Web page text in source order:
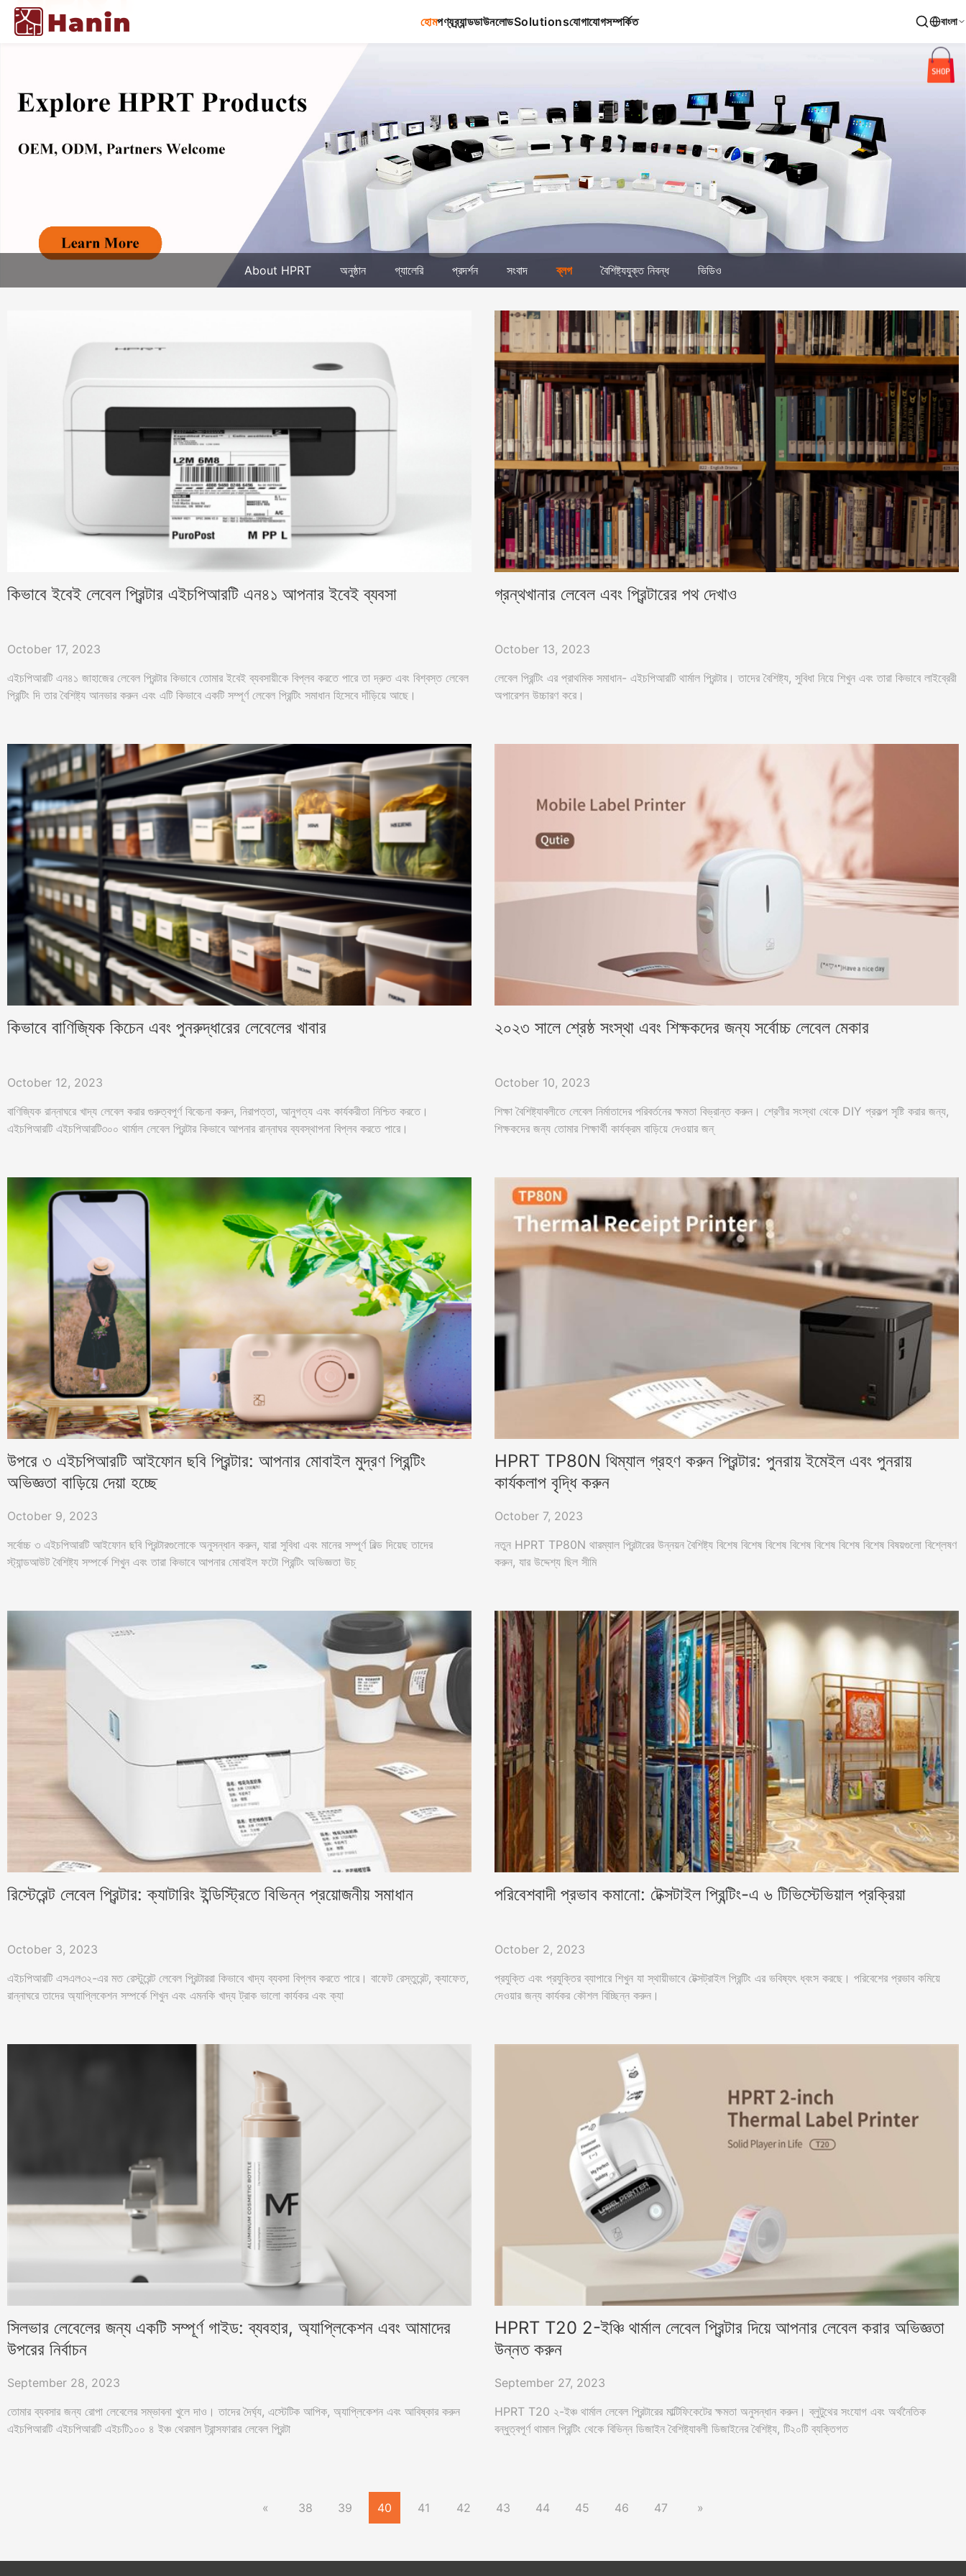
হোমপণ্যব্র্যান্ডডাউনলোডSolutionsযোগাযোগসম্পর্কিত বাংলা
About HPRT অনুষ্ঠান গ্যালেরি প্রদর্শন সংবাদ ব্লগ বৈশিষ্ট্যযুক্ত নিবন্ধ ভিডিও
কিভাবে ইবেই লেবেল প্রিন্টার এইচপিআরটি এন৪১ আপনার ইবেই ব্যবসা
October 17, 2023
এইচপিআরটি এন৪১ জাহাজের লেবেল প্রিন্টার কিভাবে তোমার ইবেই ব্যবসায়ীকে বিপ্লব করতে পারে তা দ্রুত এবং বিশ্বস্ত লেবেল
প্রিন্টিং দি তার বৈশিষ্ট্য আনভার করুন এবং এটি কিভাবে একটি সম্পূর্ণ লেবেল প্রিন্টিং সমাধান হিসেবে দাঁড়িয়ে আছে।
গ্রন্থখানার লেবেল এবং প্রিন্টারের পথ দেখাও
October 13, 2023
লেবেল প্রিন্টিং এর প্রাথমিক সমাধান- এইচপিআরটি থার্মাল প্রিন্টার। তাদের বৈশিষ্ট্য, সুবিধা নিয়ে শিখুন এবং তারা কিভাবে লাইব্রেরী
অপারেশন উচ্চারণ করে।
কিভাবে বাণিজ্যিক কিচেন এবং পুনরুদ্ধারের লেবেলের খাবার
October 12, 2023
বাণিজ্যিক রান্নাঘরে খাদ্য লেবেল করার গুরুত্বপূর্ণ বিবেচনা করুন, নিরাপত্তা, আনুগত্য এবং কার্যকরীতা নিশ্চিত করতে।
এইচপিআরটি এইচপিআরটি৩০০ থার্মাল লেবেল প্রিন্টার কিভাবে আপনার রান্নাঘর ব্যবস্থাপনা বিপ্লব করতে পারে।
২০২৩ সালে শ্রেষ্ঠ সংস্থা এবং শিক্ষকদের জন্য সর্বোচ্চ লেবেল মেকার
October 10, 2023
শিক্ষা বৈশিষ্ট্যাবলীতে লেবেল নির্মাতাদের পরিবর্তনের ক্ষমতা বিভ্রান্ত করুন। শ্রেণীর সংস্থা থেকে DIY প্রকল্প সৃষ্টি করার জন্য,
শিক্ষকদের জন্য তোমার শিক্ষার্থী কার্যক্রম বাড়িয়ে দেওয়ার জন্
উপরে ৩ এইচপিআরটি আইফোন ছবি প্রিন্টার: আপনার মোবাইল মুদ্রণ প্রিন্টিং
অভিজ্ঞতা বাড়িয়ে দেয়া হচ্ছে
October 9, 2023
সর্বোচ্চ ৩ এইচপিআরটি আইফোন ছবি প্রিন্টারগুলোকে অনুসন্ধান করুন, যারা সুবিধা এবং মানের সম্পূর্ণ বিল্ড দিয়েছ তাদের
স্ট্যান্ডআউট বৈশিষ্ট্য সম্পর্কে শিখুন এবং তারা কিভাবে আপনার মোবাইল ফটো প্রিন্টিং অভিজ্ঞতা উচ্
HPRT TP80N থিম্যাল গ্রহণ করুন প্রিন্টার: পুনরায় ইমেইল এবং পুনরায়
কার্যকলাপ বৃদ্ধি করুন
October 7, 2023
নতুন HPRT TP80N থারম্যাল প্রিন্টারের উন্নয়ন বৈশিষ্ট্য বিশেষ বিশেষ বিশেষ বিশেষ বিশেষ বিশেষ বিশেষ বিষয়গুলো বিশ্লেষণ
করুন, যার উদ্দেশ্য ছিল সীমি
রিস্টেরেন্ট লেবেল প্রিন্টার: ক্যাটারিং ইন্ডিস্ট্রিতে বিভিন্ন প্রয়োজনীয় সমাধান
October 3, 2023
এইচপিআরটি এসএল৩২-এর মত রেস্টুরেন্ট লেবেল প্রিন্টাররা কিভাবে খাদ্য ব্যবসা বিপ্লব করতে পারে। বাফেট রেস্তুরেন্ট, ক্যাফেত,
রান্নাঘরে তাদের অ্যাপ্লিকেশন সম্পর্কে শিখুন এবং এমনকি খাদ্য ট্রাক ভালো কার্যকর এবং ক্যা
পরিবেশবাদী প্রভাব কমানো: টেক্সটাইল প্রিন্টিং-এ ৬ টিভিস্টেভিয়াল প্রক্রিয়া
October 2, 2023
প্রযুক্তি এবং প্রযুক্তির ব্যাপারে শিখুন যা স্থায়ীভাবে টেক্সট্রাইল প্রিন্টিং এর ভবিষ্যৎ ধ্বংস করছে। পরিবেশের প্রভাব কমিয়ে
দেওয়ার জন্য কার্যকর কৌশল বিচ্ছিন্ন করুন।
সিলভার লেবেলের জন্য একটি সম্পূর্ণ গাইড: ব্যবহার, অ্যাপ্লিকেশন এবং আমাদের
উপরের নির্বাচন
September 28, 2023
তোমার ব্যবসার জন্য রোপা লেবেলের সম্ভাবনা খুলে দাও। তাদের দৈর্ঘ্য, এস্টেটিক আপিক, অ্যাপ্লিকেশন এবং আবিষ্কার করুন
এইচপিআরটি এইচপিআরটি এইচটি১০০ ৪ ইঞ্চ থেরমাল ট্রান্সফারার লেবেল প্রিন্টা
HPRT T20 2-ইঞ্চি থার্মাল লেবেল প্রিন্টার দিয়ে আপনার লেবেল করার অভিজ্ঞতা
উন্নত করুন
September 27, 2023
HPRT T20 ২-ইঞ্চ থার্মাল লেবেল প্রিন্টারের মাল্টিফিকেটের ক্ষমতা অনুসন্ধান করুন। ব্লুটুথের সংযোগ এবং অর্থনৈতিক
বন্ধুত্বপূর্ণ থামাল প্রিন্টিং থেকে বিভিন্ন ডিজাইন বৈশিষ্ট্যাবলী ডিজাইনের বৈশিষ্ট্য, টি২০টি ব্যক্তিগত
« 38 39 40 41 42 43 44 45 46 47 »